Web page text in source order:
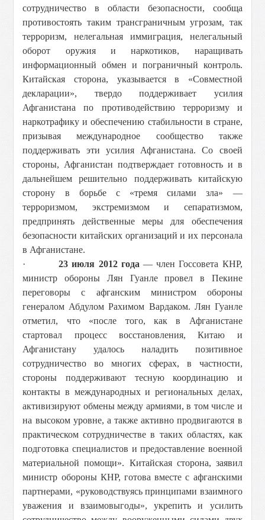
сотрудничество в области безопасности, сообща
противостоять таким трансграничным угрозам, так
терроризм, нелегальная иммиграция, нелегальный
оборот оружия и наркотиков, наращивать
информационный обмен и пограничный контроль.
Китайская сторона, указывается в «Совместной
декларации», твердо поддерживает усилия
Афганистана по противодействию терроризму и
наркотрафику и обеспечению стабильности в стране,
призывая международное сообщество также
поддерживать эти усилия Афганистана. Со своей
стороны, Афганистан подтверждает готовность и в
дальнейшем решительно поддерживать китайскую
сторону в борьбе с «тремя силами зла» —
терроризмом, экстремизмом и сепаратизмом,
предпринять действенные меры для обеспечения
безопасности китайских организаций и их персонала
в Афганистане.
·23 июля 2012 года — член Госсовета КНР,
министр обороны Лян Гуанле провел в Пекине
переговоры с афганским министром обороны
генералом Абдулом Рахимом Вардаком. Лян Гуанле
отметил, что «после того, как в Афганистане
стартовал процесс восстановления, Китаю и
Афганистану удалось наладить позитивное
сотрудничество во многих сферах, в частности,
стороны поддерживают тесную координацию и
контакты в международных и региональных делах,
активизируют обмены между армиями, в том числе и
на высоком уровне, а также активно продвигаются в
практическом сотрудничестве в таких областях, как
подготовка специалистов и предоставление военной
материальной помощи». Китайская сторона, заявил
министр обороны КНР, готова вместе с афганскими
партнерами, «руководствуясь принципами взаимного
уважения и взаимовыгоды», укрепить и усилить